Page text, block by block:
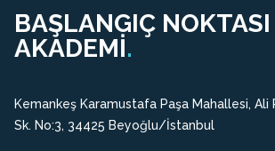
BAŞLANGIÇ NOKTASI
AKADEMİ.
Kemankeş Karamustafa Paşa Mahallesi, Ali
Sk. No:3, 34425 Beyoğlu/İstanbul